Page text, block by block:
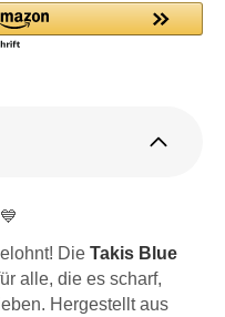
Die Takis Blue
alle, die es scharf,
Hergestellt aus